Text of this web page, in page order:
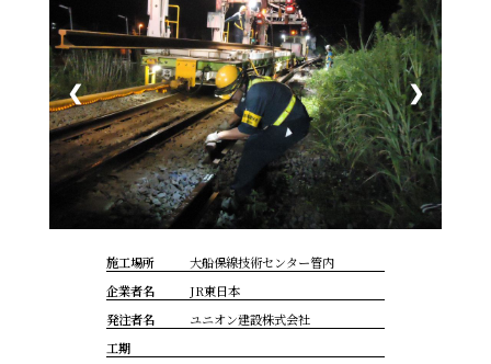
❮ ❯
施工場所
大船保線技術センター管内
企業者名
JR東日本
発注者名
ユニオン建設株式会社
工期